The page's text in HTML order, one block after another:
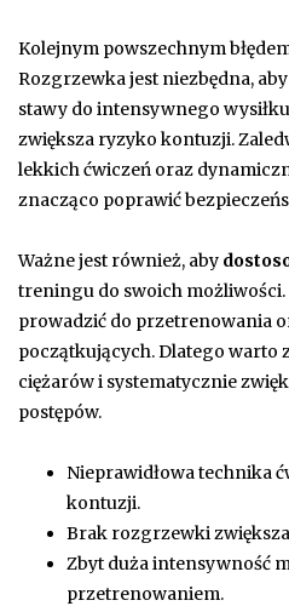
Kolejnym powszechnym
Rozgrzewka jest niezbędna,
stawy do intensywnego
zwiększa ryzyko kontuzji.
lekkich ćwiczeń oraz
znacząco poprawić
Ważne jest również, aby
treningu do swoich
prowadzić do przetrenowania
początkujących. Dlatego warto
ciężarów i systematycznie
postępów.
Nieprawidłowa technika
kontuzji.
Brak rozgrzewki
Zbyt duża intensywność
przetrenowaniem.